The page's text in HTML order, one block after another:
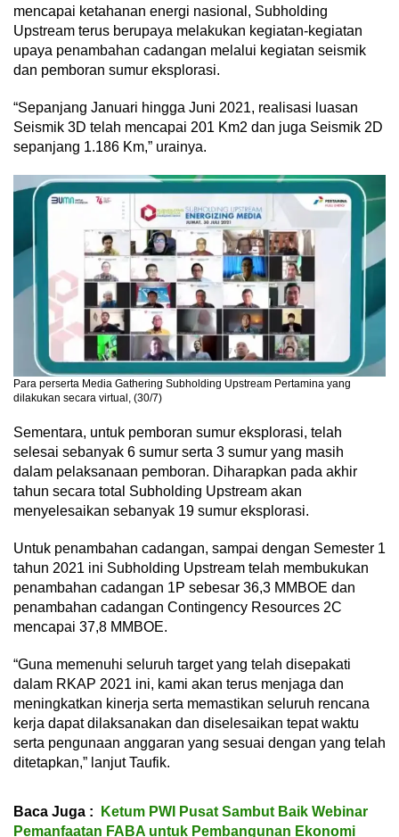
mencapai ketahanan energi nasional, Subholding
Upstream terus berupaya melakukan kegiatan-kegiatan
upaya penambahan cadangan melalui kegiatan seismik
dan pemboran sumur eksplorasi.
“Sepanjang Januari hingga Juni 2021, realisasi luasan
Seismik 3D telah mencapai 201 Km2 dan juga Seismik 2D
sepanjang 1.186 Km,” urainya.
Para perserta Media Gathering Subholding Upstream Pertamina yang
dilakukan secara virtual, (30/7)
Sementara, untuk pemboran sumur eksplorasi, telah
selesai sebanyak 6 sumur serta 3 sumur yang masih
dalam pelaksanaan pemboran. Diharapkan pada akhir
tahun secara total Subholding Upstream akan
menyelesaikan sebanyak 19 sumur eksplorasi.
Untuk penambahan cadangan, sampai dengan Semester 1
tahun 2021 ini Subholding Upstream telah membukukan
penambahan cadangan 1P sebesar 36,3 MMBOE dan
penambahan cadangan Contingency Resources 2C
mencapai 37,8 MMBOE.
“Guna memenuhi seluruh target yang telah disepakati
dalam RKAP 2021 ini, kami akan terus menjaga dan
meningkatkan kinerja serta memastikan seluruh rencana
kerja dapat dilaksanakan dan diselesaikan tepat waktu
serta pengunaan anggaran yang sesuai dengan yang telah
ditetapkan,” lanjut Taufik.
Baca Juga :
Ketum PWI Pusat Sambut Baik Webinar
Pemanfaatan FABA untuk Pembangunan Ekonomi